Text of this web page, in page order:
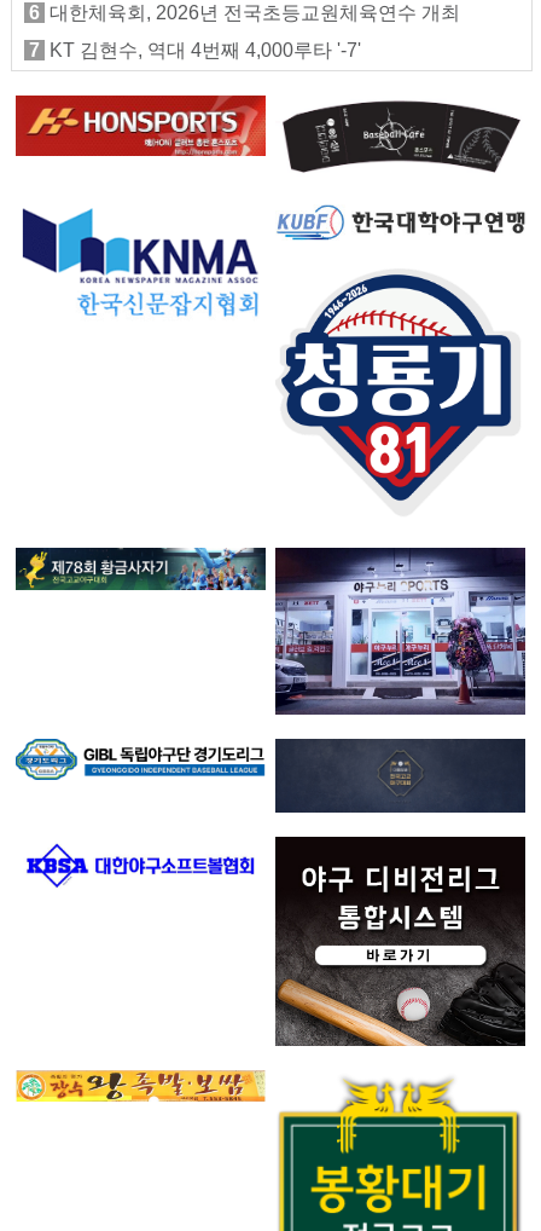
6 대한체육회, 2026년 전국초등교원체육연수 개최
7
KT 김현수, 역대 4번째 4,000루타 '-7'